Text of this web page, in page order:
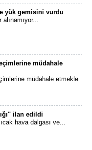
yük gemisini vurdu
müdahale
müdahale etmekle
ilan edildi
hava dalgası ve...